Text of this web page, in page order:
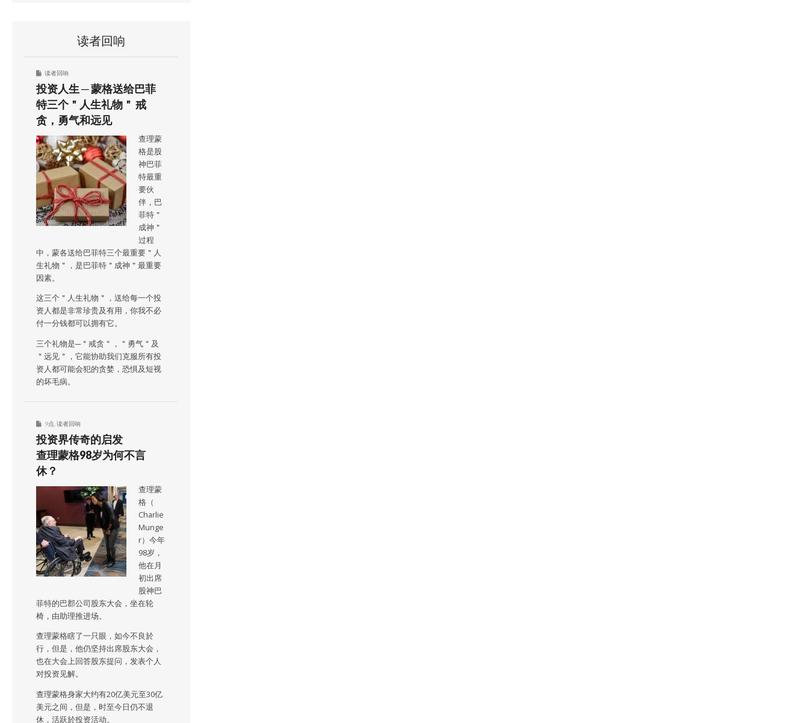
读者回响
读者回响
投资人生 ─ 蒙格送给巴菲
特三个＂人生礼物＂ 戒
贪，勇气和远见
查理蒙
格是股
神巴菲
特最重
要伙
伴，巴
菲特＂
成神＂
过程
中，蒙各送给巴菲特三个最重要＂人
生礼物＂，是巴菲特＂成神＂最重要
因素。
这三个＂人生礼物＂，送给每一个投
资人都是非常珍贵及有用，你我不必
付一分钱都可以拥有它。
三个礼物是─＂戒贪＂，＂勇气＂及
＂远见＂，它能协助我们克服所有投
资人都可能会犯的贪婪，恐惧及短视
的坏毛病。
9点 读者回响
投资界传奇的启发
查理蒙格98岁为何不言
休？
查理蒙
格（
Charlie
Munge
r）今年
98岁，
他在月
初出席
股神巴
菲特的巴郡公司股东大会，坐在轮
椅，由助理推进场。
查理蒙格瞎了一只眼，如今不良於
行，但是，他仍坚持出席股东大会，
也在大会上回答股东提问，发表个人
对投资见解。
查理蒙格身家大约有20亿美元至30亿
美元之间，但是，时至今日仍不退
休，活跃於投资活动。